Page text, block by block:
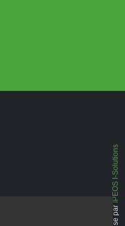
IPEOS I-Solutions